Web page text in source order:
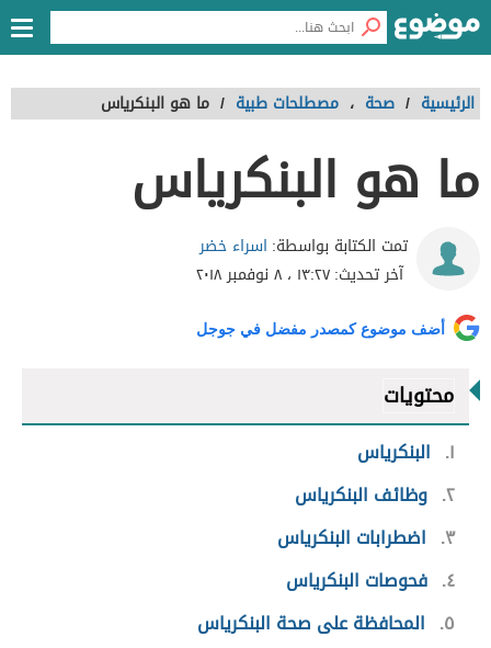
الرئيسية / صحة ، مصطلحات طبية / ما هو البنكرياس
ما هو البنكرياس
تمت الكتابة بواسطة: اسراء خضر
آخر تحديث:١٣:٢٧ ، ٨ نوفمبر ٢٠١٨
أضف موضوع كمصدر مفضل في جوجل
محتويات
١
البنكرياس
٢ وظائف البنكرياس
٣
اضطرابات البنكرياس
٤ فحوصات البنكرياس
٥
المحافظة على صحة البنكرياس